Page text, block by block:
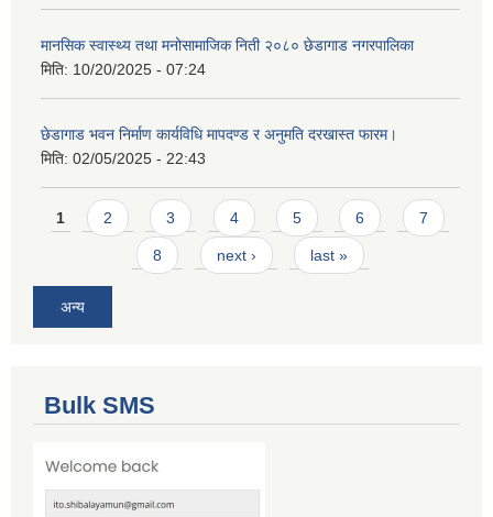
मानसिक स्वास्थ्य तथा मनोसामाजिक निती २०८० छेडागाड नगरपालिका
मिति: 10/20/2025 - 07:24
छेडागाड भवन निर्माण कार्यविधि मापदण्ड र अनुमति दरखास्त फारम।
मिति: 02/05/2025 - 22:43
Pages
1 2 3 4 5 6 7
8 next › last »
अन्य
Bulk SMS